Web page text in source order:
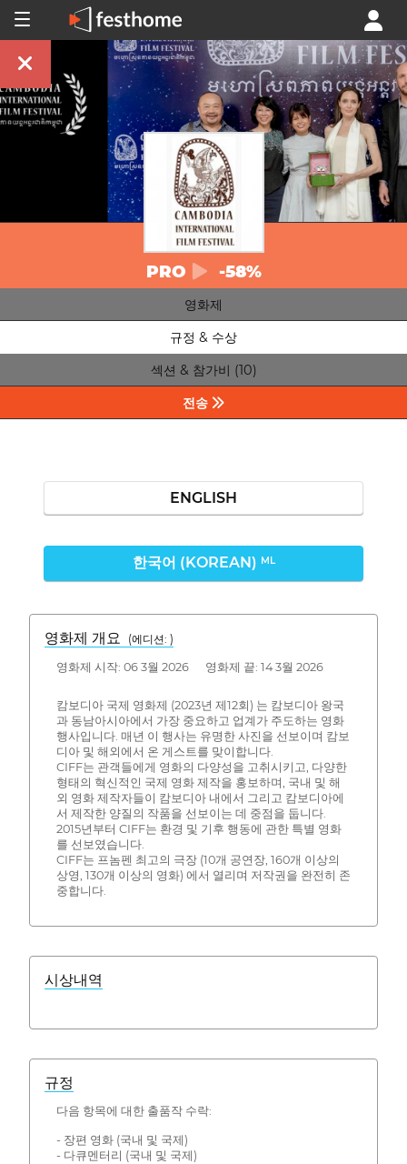
PRO -58%
영화제
규정 & 수상
섹션 & 참가비 (10)
전송
ENGLISH
한국어 (KOREAN) ML
영화제 개요 (에디션: )
영화제 시작: 06 3월 2026 영화제 끝: 14 3월 2026
캄보디아 국제 영화제 (2023년 제12회) 는 캄보디아 왕국
과 동남아시아에서 가장 중요하고 업계가 주도하는 영화
행사입니다. 매년 이 행사는 유명한 사진을 선보이며 캄보
디아 및 해외에서 온 게스트를 맞이합니다.
CIFF는 관객들에게 영화의 다양성을 고취시키고, 다양한
형태의 혁신적인 국제 영화 제작을 홍보하며, 국내 및 해
외 영화 제작자들이 캄보디아 내에서 그리고 캄보디아에
서 제작한 양질의 작품을 선보이는 데 중점을 둡니다.
2015년부터 CIFF는 환경 및 기후 행동에 관한 특별 영화
를 선보였습니다.
CIFF는 프놈펜 최고의 극장 (10개 공연장, 160개 이상의
상영, 130개 이상의 영화) 에서 열리며 저작권을 완전히 존
중합니다.
시상내역
규정
다음 항목에 대한 출품작 수락:
- 장편 영화 (국내 및 국제)
- 다큐멘터리 (국내 및 국제)